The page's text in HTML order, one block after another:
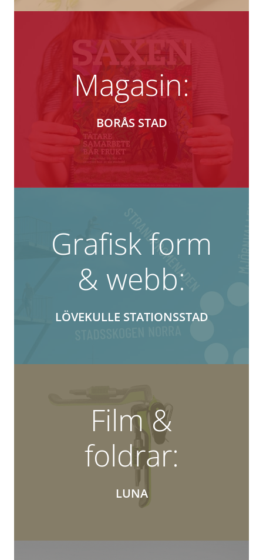
Magasin:
BORÅS STAD
Grafisk form
& webb:
LÖVEKULLE STATIONSSTAD
Film &
foldrar:
LUNA